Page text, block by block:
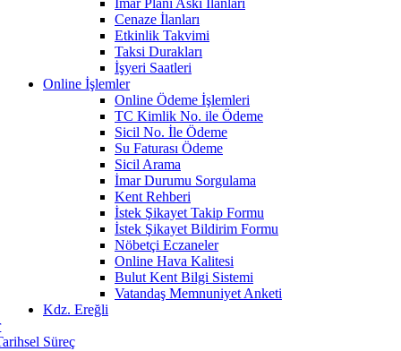
İmar Planı Askı İlanları
Cenaze İlanları
Etkinlik Takvimi
Taksi Durakları
İşyeri Saatleri
Online İşlemler
Online Ödeme İşlemleri
TC Kimlik No. ile Ödeme
Sicil No. İle Ödeme
Su Faturası Ödeme
Sicil Arama
İmar Durumu Sorgulama
Kent Rehberi
İstek Şikayet Takip Formu
İstek Şikayet Bildirim Formu
Nöbetçi Eczaneler
Online Hava Kalitesi
Bulut Kent Bilgi Sistemi
Vatandaş Memnuniyet Anketi
Kdz. Ereğli
Süreç